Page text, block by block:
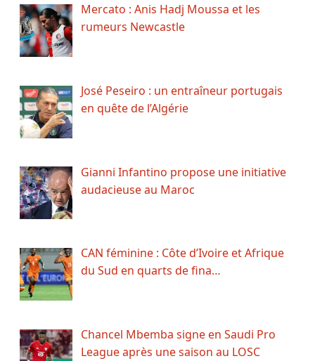
Mercato : Anis Hadj Moussa et les
rumeurs Newcastle
José Peseiro : un entraîneur portugais
en quête de l’Algérie
Gianni Infantino propose une initiative
audacieuse au Maroc
CAN féminine : Côte d’Ivoire et Afrique
du Sud en quarts de fina…
Chancel Mbemba signe en Saudi Pro
League après une saison au LOSC